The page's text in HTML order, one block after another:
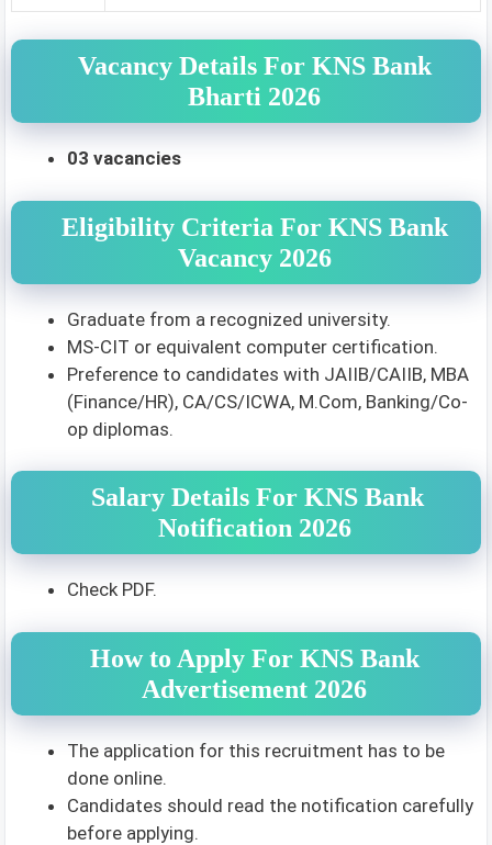
Vacancy Details For KNS Bank
Bharti 2026
03 vacancies
Eligibility Criteria For KNS Bank
Vacancy 2026
Graduate from a recognized university.
MS-CIT or equivalent computer certification.
Preference to candidates with JAIIB/CAIIB, MBA
(Finance/HR), CA/CS/ICWA, M.Com, Banking/Co-
op diplomas.
Salary Details For KNS Bank
Notification 2026
Check PDF.
How to Apply For KNS Bank
Advertisement 2026
The application for this recruitment has to be
done online.
Candidates should read the notification carefully
before applying.